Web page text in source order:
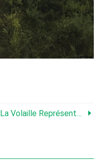
La Volaille Représentera La Moitié De L'augmentation Mondiale De La Consommation De Viande